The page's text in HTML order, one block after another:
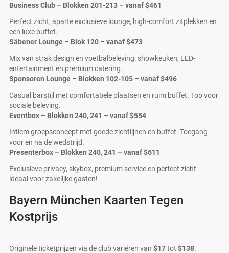
Business Club – Blokken 201-213 – vanaf$461
Perfect zicht, aparte exclusieve lounge, high-comfort zitplekken en
een luxe buffet.
Säbener Lounge – Blok 120 – vanaf$473
Mix van strak design en voetbalbeleving: showkeuken, LED-
entertainment en premium catering.
Sponsoren Lounge – Blokken 102-105 – vanaf$496
Casual barstijl met comfortabele plaatsen en ruim buffet. Top voor
sociale beleving.
Eventbox – Blokken 240, 241 – vanaf$554
Intiem groepsconcept met goede zichtlijnen en buffet. Toegang
voor en na de wedstrijd.
Presenterbox – Blokken 240, 241 – vanaf$611
Exclusieve privacy, skybox, premium service en perfect zicht –
ideaal voor zakelijke gasten!
Bayern München Kaarten Tegen
Kostprijs
Originele ticketprijzen via de club variëren van $17tot $138.